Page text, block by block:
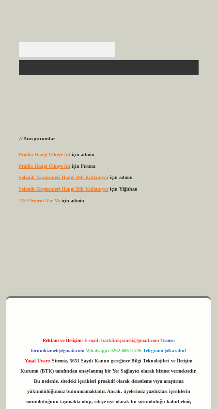
Son yorumlar
Profilo Hangi Ülkeye Aitiçin admin
Profilo Hangi Ülkeye Aitiçin Fırtına
Selanik Göçmenleri Hangi Dili Kullanıyoriçin admin
Selanik Göçmenleri Hangi Dili Kullanıyoriçin Yiğithan
119 Element Var Mı için admin
Reklam ve İletişim: E-mail: backlinkpaneli@gmail.com Teams:
forumhizmeti@gmail.com Whatsapp: 0262 606 0 726 Telegram: @karabul
Yasal Uyarı: Sitemiz, 5651 Sayılı Kanun gereğince Bilgi Teknolojileri ve İletişim
Kurumu (BTK) tarafından onaylanmış bir Yer Sağlayıcı olarak hizmet vermektedir.
Bu nedenle, sitedeki içerikleri proaktif olarak denetleme veya araştırma
yükümlülüğümüz bulunmamaktadır. Ancak, üyelerimiz yazdıkları içeriklerin
sorumluluğunu taşımakta olup, siteye üye olarak bu sorumluluğu kabul etmiş